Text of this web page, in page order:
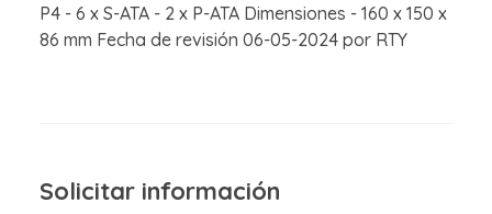
P4 - 6 x S-ATA - 2 x P-ATA Dimensiones - 160 x 150 x
86 mm Fecha de revisión 06-05-2024 por RTY
Solicitar información